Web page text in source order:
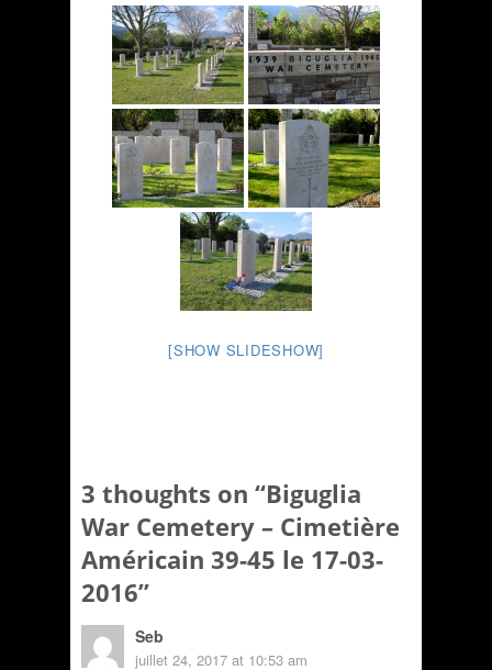
[SHOW SLIDESHOW]
3 thoughts on “Biguglia
War Cemetery – Cimetière
Américain 39-45 le 17-03-
2016”
Seb
juillet 24, 2017 at 10:53 am